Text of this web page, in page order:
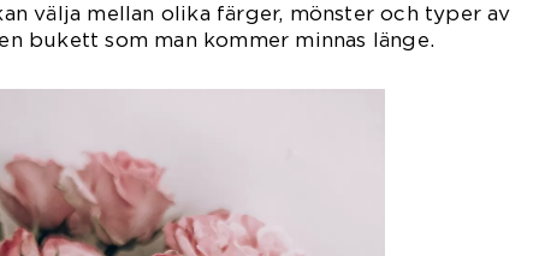
välja mellan olika färger, mönster och typer av
bukett som man kommer minnas länge.